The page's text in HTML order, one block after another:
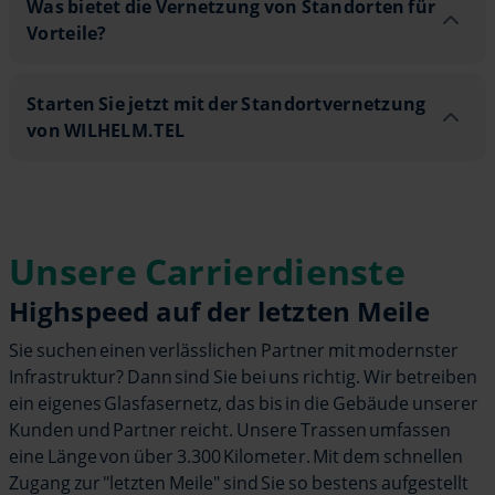
Was bietet die Vernetzung von Standorten für
Vorteile?
Starten Sie jetzt mit der Standortvernetzung
von WILHELM.TEL
Unsere Carrierdienste
Highspeed auf der letzten Meile
Sie suchen einen verlässlichen Partner mit modernster
Infrastruktur? Dann sind Sie bei uns richtig. Wir betreiben
ein eigenes Glasfasernetz, das bis in die Gebäude unserer
Kunden und Partner reicht. Unsere Trassen umfassen
eine Länge von über 3.300 Kilometer. Mit dem schnellen
Zugang zur "letzten Meile" sind Sie so bestens aufgestellt